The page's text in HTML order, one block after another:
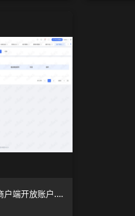
PHP多商户-店铺管理后台-商户端开放账户.png